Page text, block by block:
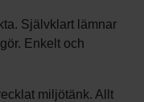
Självklart lämnar
Enkelt och
miljötänk. Allt